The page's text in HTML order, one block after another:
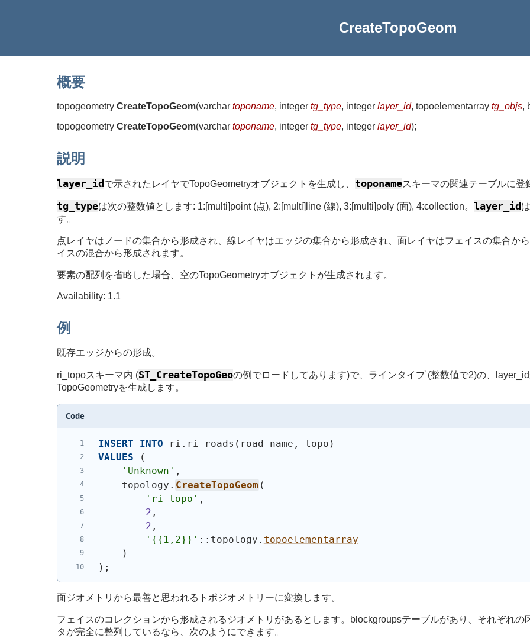
CreateTopoGeom
概要
topogeometry CreateTopoGeom(varchar toponame, integer tg_type, integer layer_id, topoelementarray tg_objs,
topogeometry CreateTopoGeom(varchar toponame, integer tg_type, integer layer_id);
説明
layer_idで示されたレイヤでTopoGeometryオブジェクトを生成し、 toponameスキーマの関連テーブルに登
tg_typeは次の整数値とします: 1:[multi]point (点), 2:[multi]line (線), 3:[multi]poly (面), 4:collection。 layer_id
す。
点レイヤはノードの集合から形成され、線レイヤはエッジの集合から形成され、面レイヤはフェイスの集合か
イスの混合から形成されます。
要素の配列を省略した場合、空のTopoGeometryオブジェクトが生成されます。
Availability: 1.1
例
既存エッジからの形成。
ri_topoスキーマ内 (ST_CreateTopoGeoの例でロードしてあります)で、ラインタイプ (整数値で2)の、
TopoGeometryを生成します。
Code
INSERT INTO ri.ri_roads ( road_name, topo )
VALUES
(
'Unknown' ,
    topology.
CreateTopoGeom (
'ri_topo' ,
2 ,
2 ,
'{{1,2}}' ::topology. topoelementarray
)
) ;
面ジオメトリから最善と思われるトポジオメトリーに変換します。
フェイスのコレクションから形成されるジオメトリがあるとします。blockgroupsテーブルがあり、それぞれ
タが完全に整列しているなら、次のようにできます。